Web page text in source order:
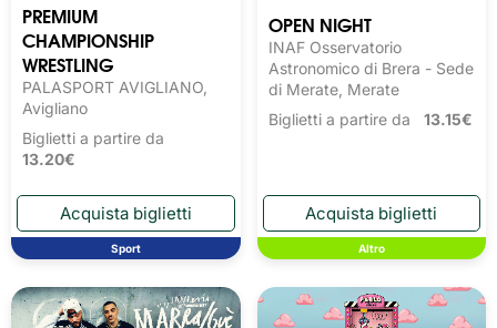
PREMIUM
CHAMPIONSHIP
WRESTLING
PALASPORT AVIGLIANO,
Avigliano
Biglietti a partire da
13.20€
Sport
OPEN NIGHT
INAF Osservatorio
Astronomico di Brera - Sede
di Merate, Merate
Biglietti a partire da 13.15€
Altro